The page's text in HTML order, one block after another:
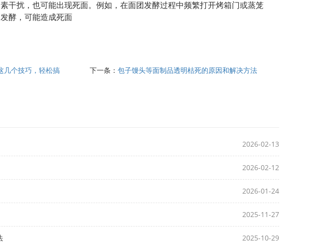
干扰，也可能出现死面。例如，在面团发酵过程中频繁打开烤箱门或蒸笼
酵，可能造成死面
几个技巧，轻松搞
下一条：包子馒头等面制品透明枯死的原因和解决方法
2026-02-13
2026-02-12
2026-01-24
2025-11-27
2025-10-29